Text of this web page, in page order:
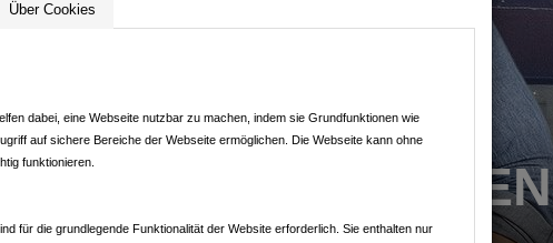
Über Cookies
dabei, eine Webseite nutzbar zu machen, indem sie Grundfunktionen wie
auf sichere Bereiche der Webseite ermöglichen. Die Webseite kann ohne
funktionieren.
für die grundlegende Funktionalität der Website erforderlich. Sie enthalten nur
BAD WIMPFEN